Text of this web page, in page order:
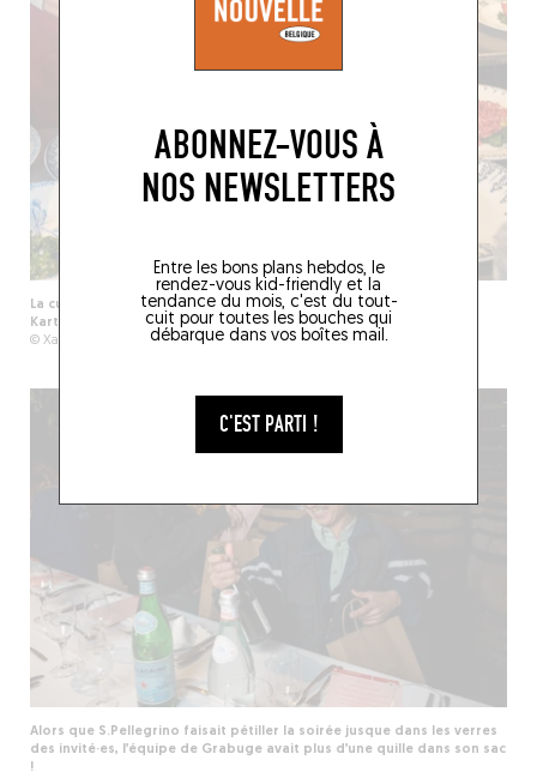
ABONNEZ-VOUS À
NOS NEWSLETTERS
Entre les bons plans hebdos, le
rendez-vous kid-friendly et la
tendance du mois, c'est du tout-
cuit pour toutes les bouches qui
débarque dans vos boîtes mail.
C'EST PARTI !
La cuisinière Margaux Tataer, aux côtés de Géry Van Peteghem à
Kartouche, en plein dressage du tartare de bœuf au Jersey Blue.
© Xavier Hudsyn
Alors que S.Pellegrino faisait pétiller la soirée jusque dans les verres
des invité·es, l’équipe de Grabuge avait plus d’une quille dans son sac
!